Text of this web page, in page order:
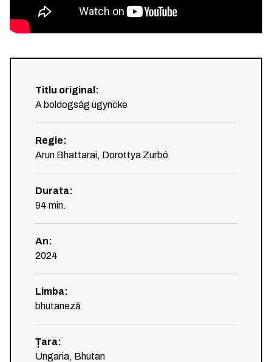
Titlu original :
A boldogság ügynöke
Regie:
Arun Bhattarai, Dorottya Zurbó
Durata:
94 min.
An:
2024
Limba:
bhutaneză
Țara:
Ungaria, Bhutan